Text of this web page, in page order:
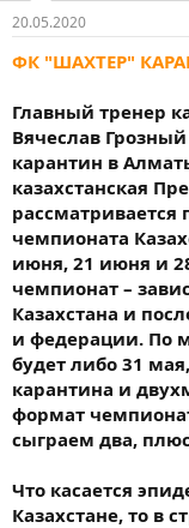
20.05.2020
ФК "ШАХТЕР"
Главный тренер
Вячеслав Грозный
карантин в
казахстанская
рассматривается
чемпионата
июня, 21 июня и
чемпионат –
Казахстана и
и федерации. По
будет либо 31
карантина и
формат
сыграем два,
Что касается
Казахстане, то в